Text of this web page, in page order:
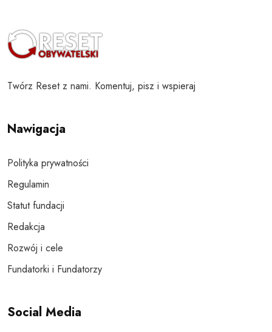
Twórz Reset z nami. Komentuj, pisz i wspieraj
Nawigacja
Polityka prywatności
Regulamin
Statut fundacji
Redakcja
Rozwój i cele
Fundatorki i Fundatorzy
Social Media